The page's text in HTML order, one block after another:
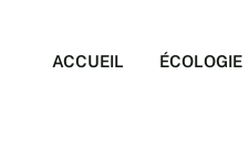
ACCUEIL ÉCOLOGIE